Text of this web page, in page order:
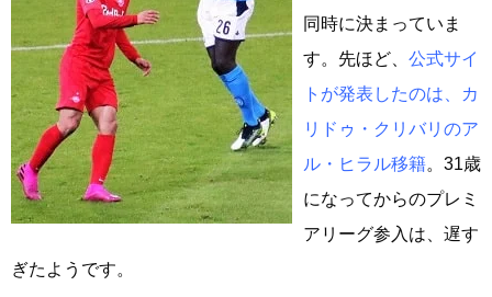
同時に決まっていま
す。先ほど、 公式サイ
トが発表したのは、カ
リドゥ・クリバリのア
ル・ヒラル移籍。31歳
になってからのプレミ
アリーグ参入は、遅す
ぎたようです。